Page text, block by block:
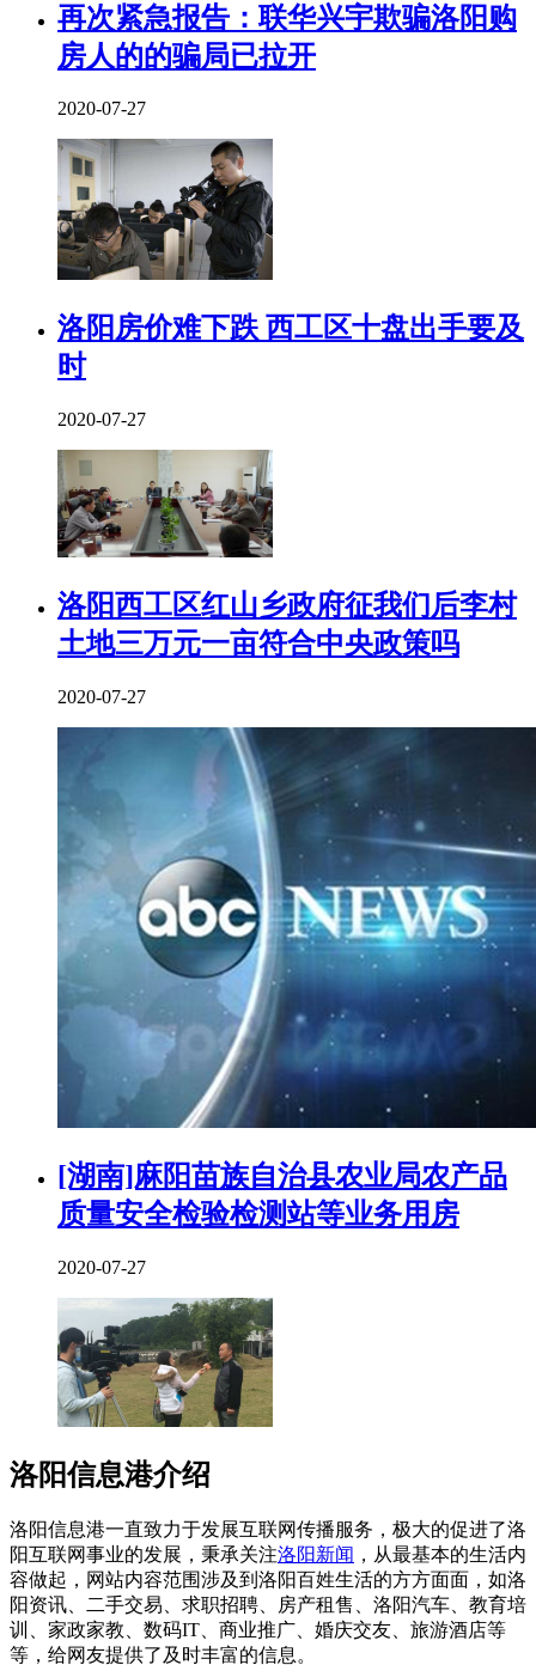
再次紧急报告：联华兴宇欺骗洛阳购
房人的的骗局已拉开
2020-07-27
洛阳房价难下跌 西工区十盘出手要及
时
2020-07-27
洛阳西工区红山乡政府征我们后李村
土地三万元一亩符合中央政策吗
2020-07-27
[湖南]麻阳苗族自治县农业局农产品
质量安全检验检测站等业务用房
2020-07-27
洛阳信息港介绍
洛阳信息港一直致力于发展互联网传播服务，极大的促进了洛
阳互联网事业的发展，秉承关注洛阳新闻 ，从最基本的生活内
容做起，网站内容范围涉及到洛阳百姓生活的方方面面，如洛
阳资讯、二手交易、求职招聘、房产租售、洛阳汽车、教育培
训、家政家教、数码IT、商业推广、婚庆交友、旅游酒店等
等，给网友提供了及时丰富的信息。